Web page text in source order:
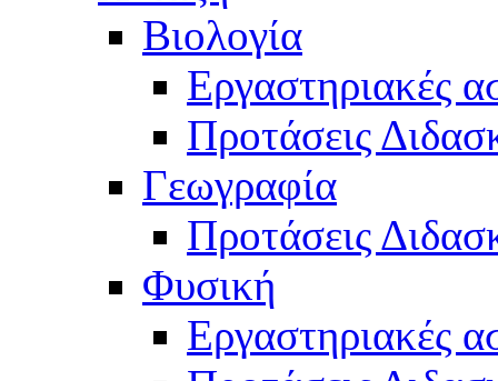
Βιολογία
Εργαστηριακές
Προτάσεις
Γεωγραφία
Προτάσεις
Φυσική
Εργαστηριακές